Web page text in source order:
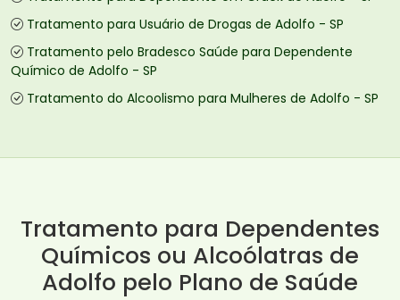
Tratamento para Usuário de Drogas de Adolfo - SP
Tratamento pelo Bradesco Saúde para Dependente
Químico de Adolfo - SP
Tratamento do Alcoolismo para Mulheres de Adolfo - SP
Tratamento para Dependentes
Químicos ou Alcoólatras de
Adolfo pelo Plano de Saúde